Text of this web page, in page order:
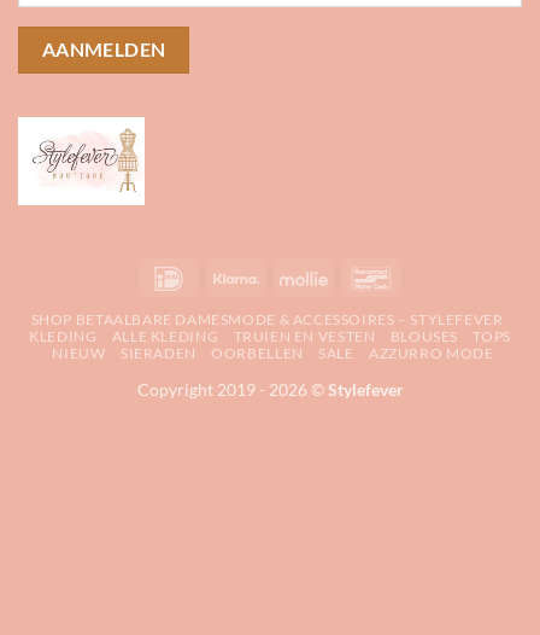
IDeal Klarna Mollie
SHOP BETAALBARE DAMESMODE & ACCESSOIRES – STYLEFEVER
KLEDING
ALLE KLEDING TRUIEN EN VESTEN BLOUSES
TOPS
NIEUW
SIERADEN OORBELLEN SALE AZZURRO MODE
Copyright 2019 - 2026 ©Stylefever